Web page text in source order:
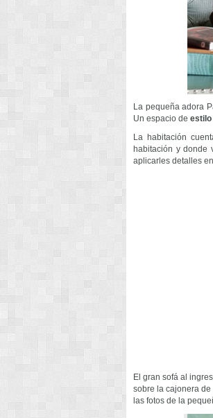
La pequeña adora
Un espacio de estilo
La habitación
habitación y donde
aplicarles detalles
El gran sofá al
sobre la cajonera
las fotos de la